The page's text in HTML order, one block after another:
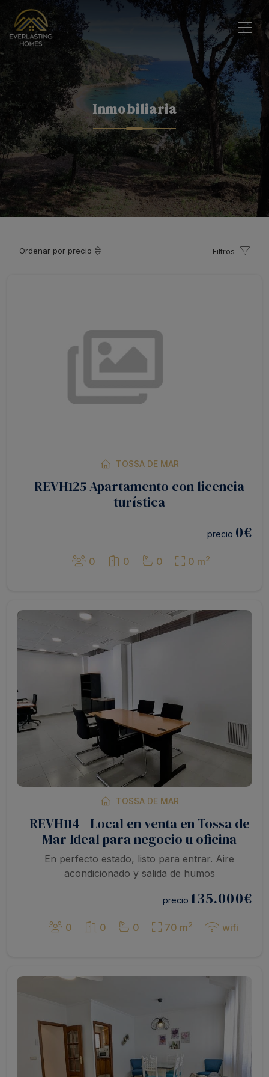
Inmobiliaria
Ordenar por precio Filtros
TOSSA DE MAR
REVH125 Apartamento con licencia
turística
precio 0€
0 0 0 0 m2
TOSSA DE MAR
REVH114 - Local en venta en Tossa de
Mar Ideal para negocio u oficina
En perfecto estado, listo para entrar. Aire
acondicionado y salida de humos
precio 135.000€
0 0 0 70 m2 wifi